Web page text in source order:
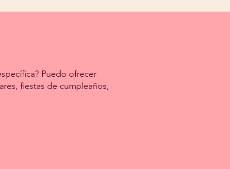
Puedo ofrecer
fiestas de cumpleaños,